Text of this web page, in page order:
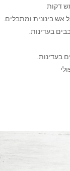
דקות
אש בינונית ומתבלים.
בעדינות.
בעדינות.